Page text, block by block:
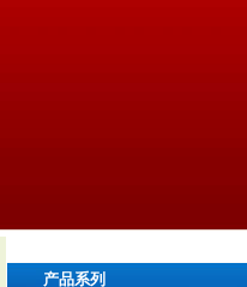
产品系列